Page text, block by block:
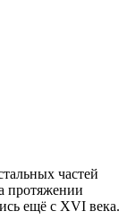
частей
протяжении
ещё с XVI века.